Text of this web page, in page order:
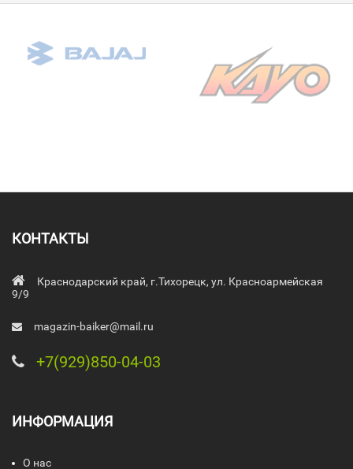
КОНТАКТЫ
Краснодарский край, г.Тихорецк, ул. Красноармейская
9/9
magazin-baiker@mail.ru
+7(929)850-04-03
ИНФОРМАЦИЯ
О нас